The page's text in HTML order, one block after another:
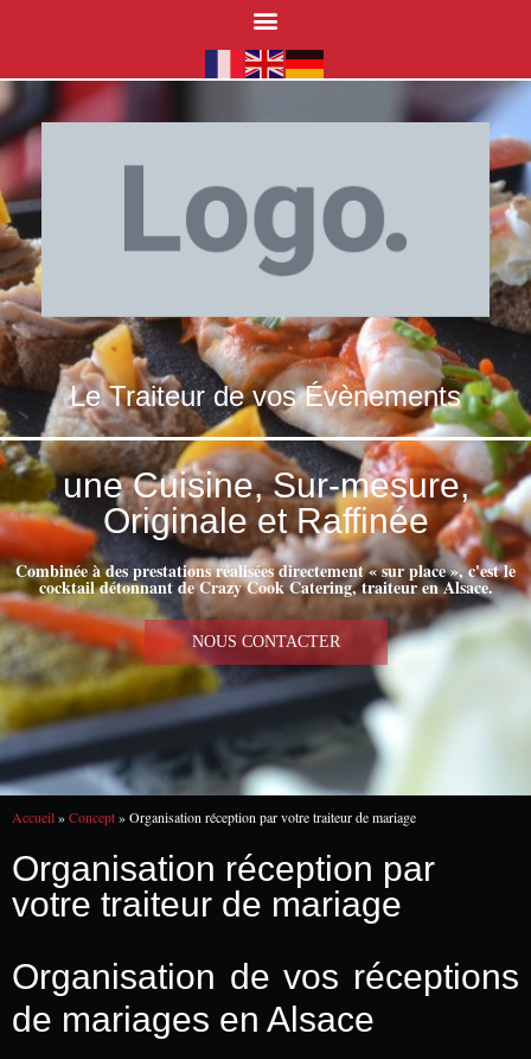
Le Traiteur de vos Évènements
une Cuisine, Sur-mesure,
Originale et Raffinée
Combinée à des prestations réalisées directement « sur place », c'est le
cocktail détonnant de Crazy Cook Catering, traiteur en Alsace.
NOUS CONTACTER
Accueil»Concept»Organisation réception par votre traiteur de mariage
Organisation réception par
votre traiteur de mariage
Organisation de vos réceptions
de mariages en Alsace